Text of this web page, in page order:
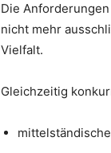
Die
nicht mehr
Vielfalt.
Gleichzeitig